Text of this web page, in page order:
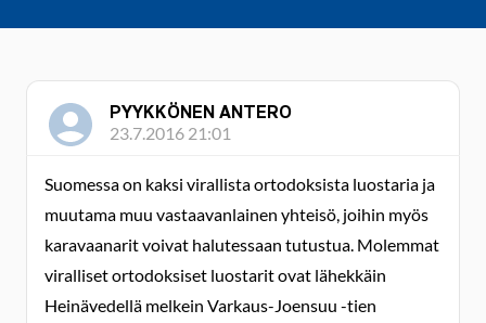
PYYKKÖNEN ANTERO
23.7.2016 21:01
Suomessa on kaksi virallista ortodoksista luostaria ja
muutama muu vastaavanlainen yhteisö, joihin myös
karavaanarit voivat halutessaan tutustua. Molemmat
viralliset ortodoksiset luostarit ovat lähekkäin
Heinävedellä melkein Varkaus-Joensuu -tien